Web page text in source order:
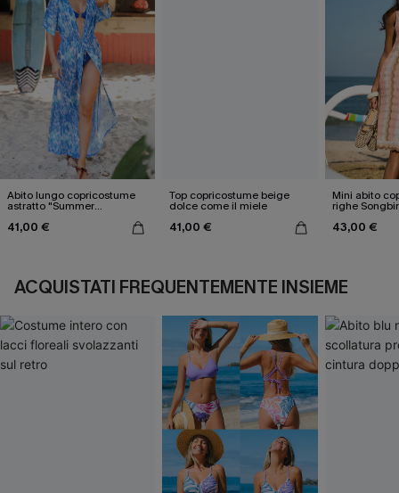
Abito lungo copricostume
astratto "Summer
41,00 €
Top copricostume beige
dolce come il miele
41,00 €
Mini abito
righe
43,00 €
ACQUISTATI FREQUENTEMENTE INSIEME